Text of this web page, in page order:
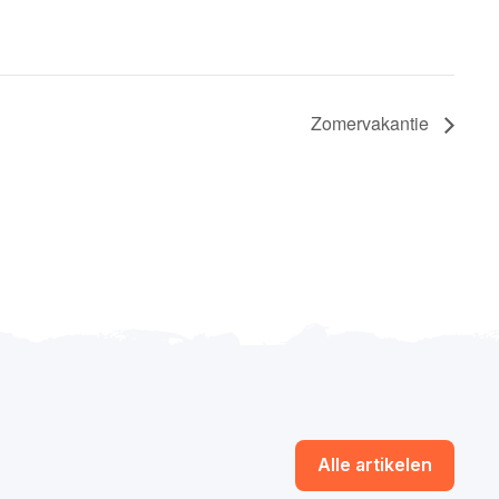
Zomervakantie
Alle artikelen